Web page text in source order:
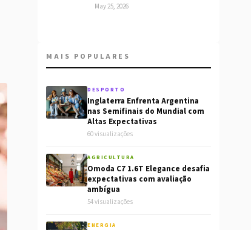
May 25, 2026
MAIS POPULARES
DESPORTO
Inglaterra Enfrenta Argentina
nas Semifinais do Mundial com
Altas Expectativas
60 visualizações
AGRICULTURA
Omoda C7 1.6T Elegance desafia
expectativas com avaliação
ambígua
54 visualizações
ENERGIA